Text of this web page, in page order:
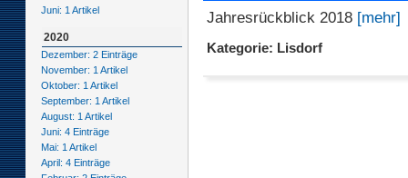
Juni: 1 Artikel
2020
Dezember: 2 Einträge
November: 1 Artikel
Oktober: 1 Artikel
September: 1 Artikel
August: 1 Artikel
Juni: 4 Einträge
Mai: 1 Artikel
April: 4 Einträge
Jahresrückblick 2018 [mehr]
Kategorie: Lisdorf